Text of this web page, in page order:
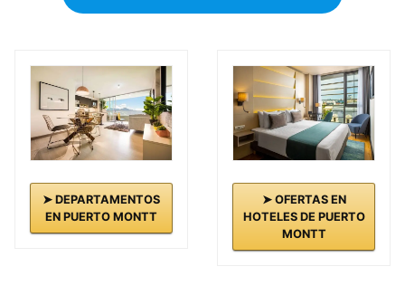
➤ DEPARTAMENTOS
EN PUERTO MONTT
➤ OFERTAS EN
HOTELES DE PUERTO
MONTT